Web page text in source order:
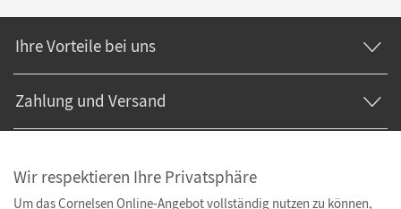
Ihre Vorteile bei uns
Zahlung und Versand
Wir respektieren Ihre Privatsphäre
Um das Cornelsen Online-Angebot vollständig nutzen zu können,